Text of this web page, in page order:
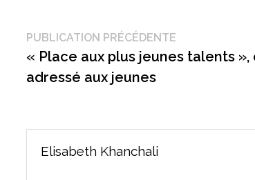
Navigation
de
PUBLICATION PRÉCÉDENTE
précédente :
« Place aux plus jeunes talents
adressé aux jeunes
Elisabeth Khanchali